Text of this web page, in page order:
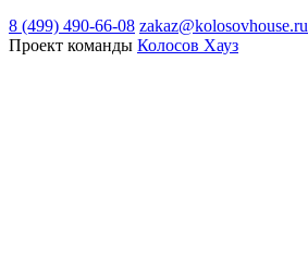
8 (499) 490-66-08 zakaz@kolosovhouse.ru
Проект команды Колосов Хауз